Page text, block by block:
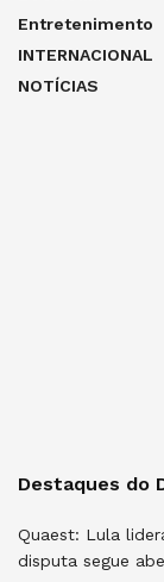
Entretenimento
INTERNACIONAL
NOTÍCIAS
Destaques do
Quaest: Lula
disputa segue